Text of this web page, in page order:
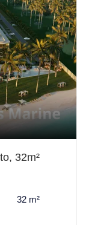
32m²
32 m²